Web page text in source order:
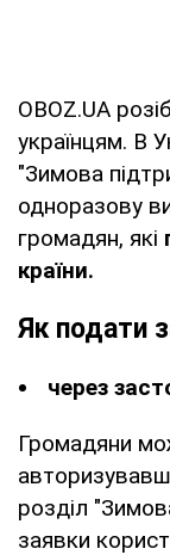
OBOZ.UA
українцям. В
"Зимова
одноразову
громадян, які
країни.
Як подати
через
Громадяни
розділ
заявки